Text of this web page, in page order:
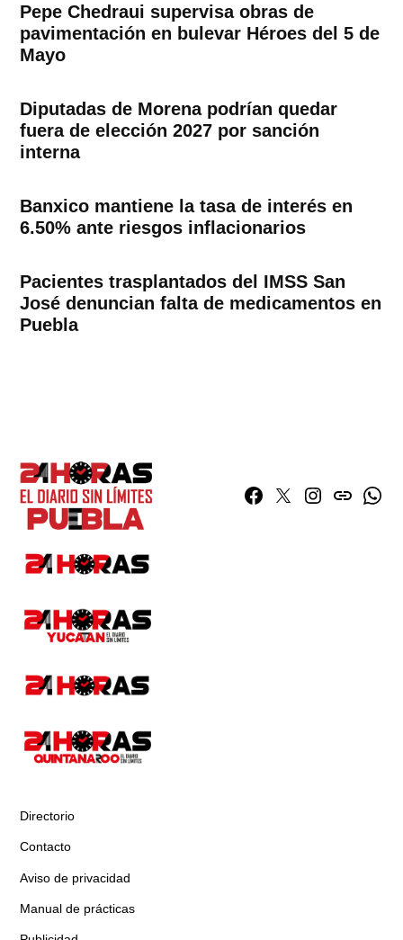
Pepe Chedraui supervisa obras de
pavimentación en bulevar Héroes del 5 de
Mayo
Diputadas de Morena podrían quedar
fuera de elección 2027 por sanción
interna
Banxico mantiene la tasa de interés en
6.50% ante riesgos inflacionarios
Pacientes trasplantados del IMSS San
José denuncian falta de medicamentos en
Puebla
Facebook
TwitterInstagram
issuu
Directorio
Contacto
Aviso de privacidad
Manual de prácticas